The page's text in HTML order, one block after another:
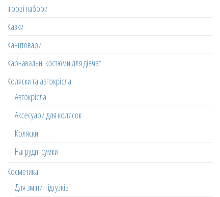
Ігрові набори
Казки
Канцтовари
Карнавальні костюми для дівчат
Коляски та автокрісла
Автокрісла
Аксесуари для колясок
Коляски
Нагрудні сумки
Косметика
Для зміни підгузків